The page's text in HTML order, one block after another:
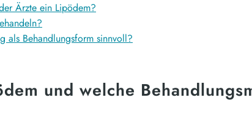
Ärzte ein Lipödem?
als Behandlungsform sinnvoll?
und welche